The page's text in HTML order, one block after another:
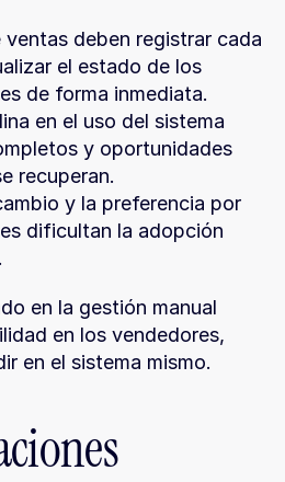
deben registrar cada
el estado de los
de forma inmediata.
en el uso del sistema
y oportunidades
recuperan.
y la preferencia por
dificultan la adopción
en la gestión manual
en los vendedores,
en el sistema mismo.